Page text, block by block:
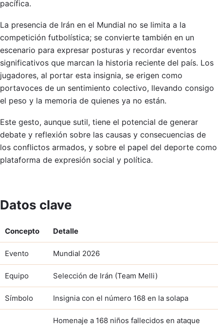
pacífica.
La presencia de Irán en el Mundial no se limita a la
competición futbolística; se convierte también en un
escenario para expresar posturas y recordar eventos
significativos que marcan la historia reciente del país. Los
jugadores, al portar esta insignia, se erigen como
portavoces de un sentimiento colectivo, llevando consigo
el peso y la memoria de quienes ya no están.
Este gesto, aunque sutil, tiene el potencial de generar
debate y reflexión sobre las causas y consecuencias de
los conflictos armados, y sobre el papel del deporte como
plataforma de expresión social y política.
Datos clave
Concepto Detalle
Evento Mundial 2026
Equipo Selección de Irán (Team Melli)
Símbolo Insignia con el número 168 en la solapa
Homenaje a 168 niños fallecidos en ataque